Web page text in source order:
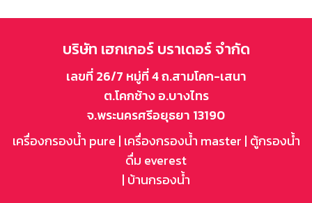
บริษัท เฮกเกอร์ บราเดอร์ จำกัด
เลขที่ 26/7 หมู่ที่ 4 ถ.สามโคก-เสนา
ต.โคกช้าง อ.บางไทร
จ.พระนครศรีอยุธยา 13190
เครื่องกรองน้ำ pure | เครื่องกรองน้ำ master | ตู้กรองน้ำ
ดื่ม everest
| บ้านกรองน้ำ